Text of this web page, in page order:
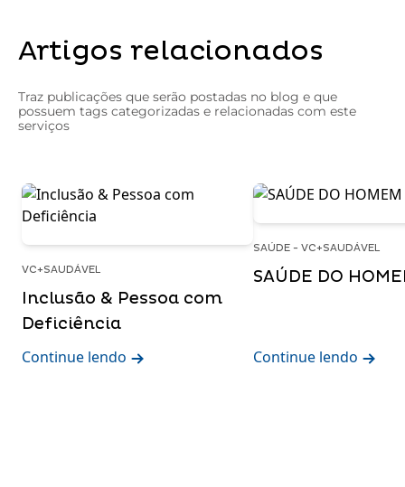
Artigos relacionados
Traz publicações que serão postadas no blog e que
possuem tags categorizadas e relacionadas com este
serviços
VC+SAUDÁVEL
Inclusão & Pessoa com
Deficiência
Continue lendo
SAÚDE - VC+SAUDÁVEL
SAÚDE DO
Continue lendo